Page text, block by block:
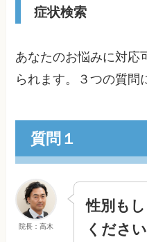
症状検索
あなたのお悩みに対応
られます。３つの質問
質問１
院長：高木
性別も
ください